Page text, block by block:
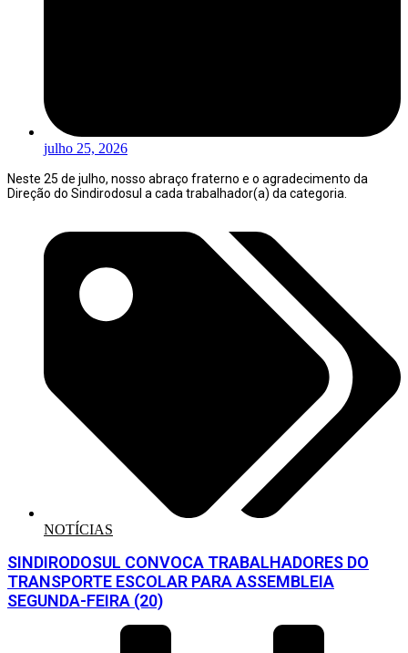
julho 25, 2026
Neste 25 de julho, nosso abraço fraterno e o agradecimento da
Direção do Sindirodosul a cada trabalhador(a) da categoria.
NOTÍCIAS
SINDIRODOSUL CONVOCA TRABALHADORES DO
TRANSPORTE ESCOLAR PARA ASSEMBLEIA
SEGUNDA-FEIRA (20)